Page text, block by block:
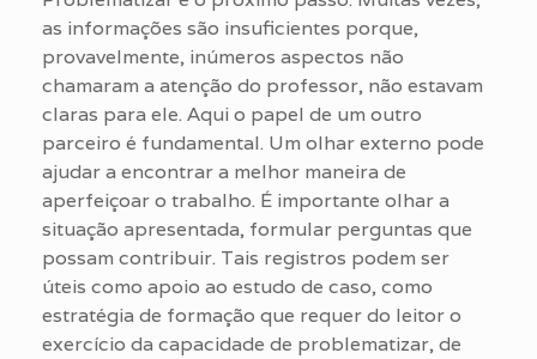
as informações são insuficientes porque,
provavelmente, inúmeros aspectos não
chamaram a atenção do professor, não estavam
claras para ele. Aqui o papel de um outro
parceiro é fundamental. Um olhar externo pode
ajudar a encontrar a melhor maneira de
aperfeiçoar o trabalho. É importante olhar a
situação apresentada, formular perguntas que
possam contribuir. Tais registros podem ser
úteis como apoio ao estudo de caso, como
estratégia de formação que requer do leitor o
exercício da capacidade de problematizar, de